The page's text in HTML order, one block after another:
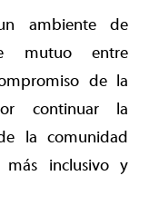
ambiente de
mutuo entre
de la
continuar la
la comunidad
inclusivo y